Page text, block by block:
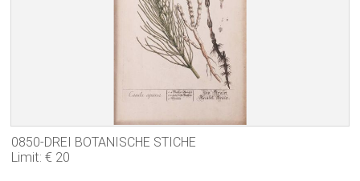
0850-DREI BOTANISCHE STICHE
Limit: € 20